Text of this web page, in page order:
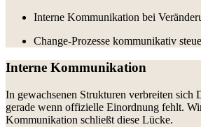
Interne Kommunikation bei
Change-Prozesse kommunikativ
Interne Kommunikation
In gewachsenen Strukturen verbreiten sich
gerade wenn offizielle Einordnung fehlt.
Kommunikation schließt diese Lücke.